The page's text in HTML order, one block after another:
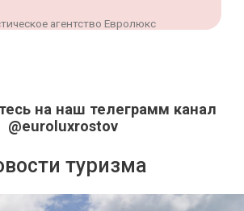
агентство Евролюкс
на наш телеграмм канал
@euroluxrostov
туризма